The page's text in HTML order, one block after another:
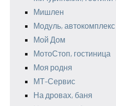
Мишлен
Модуль, автокомплекс
Мой Дом
МотоСтоп, гостиница
Моя родня
МТ-Сервис
На дровах, баня